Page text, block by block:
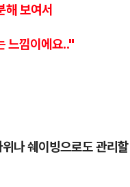
해 보여서
느낌이에요.."
나 쉐이빙으로도 관리